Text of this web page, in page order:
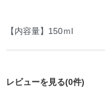
【内容量】150ｍl
レビューを見る(0件)